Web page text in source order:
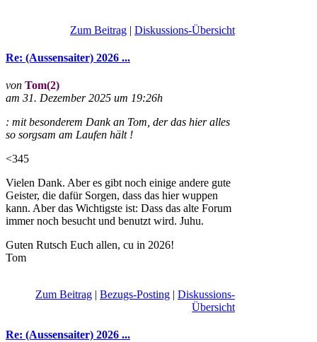
Zum Beitrag | Diskussions-Übersicht
Re: (Aussensaiter) 2026 ...
von Tom(2)
am 31. Dezember 2025 um 19:26h
: mit besonderem Dank an Tom, der das hier alles
so sorgsam am Laufen hält !
<345
Vielen Dank. Aber es gibt noch einige andere gute
Geister, die dafür Sorgen, dass das hier wuppen
kann. Aber das Wichtigste ist: Dass das alte Forum
immer noch besucht und benutzt wird. Juhu.
Guten Rutsch Euch allen, cu in 2026!
Tom
Zum Beitrag | Bezugs-Posting | Diskussions-
Übersicht
Re: (Aussensaiter) 2026 ...